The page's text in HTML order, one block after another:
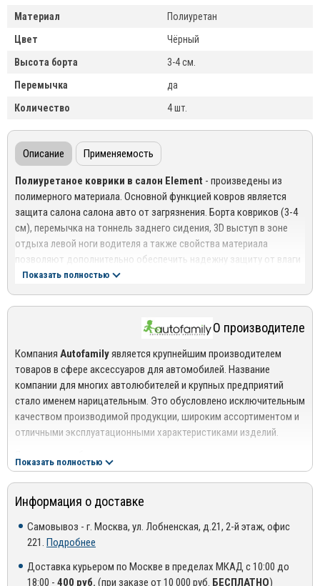
Материал
Полиуретан
Цвет
Чёрный
Высота борта
3-4 см.
Перемычка
да
Количество
4 шт.
Описание Применяемость
Полиуретаное коврики в салон Element - произведены из
полимерного материала. Основной функцией ковров является
защита салона салона авто от загрязнения. Борта ковриков (3-4
см), перемычка на тоннель заднего сидения, 3D выступ в зоне
отдыха левой ноги водителя а также свойства материала
позволяют дополнительно обеспечить надежну защиту от влаги
и грязи. Фиксация кориков осуществляется при помощи
автомобилей в которых предусмотрены штатные крепления).
изготавливаются по индивидуальным
контуры пола автомобиля. Полимерные коврики в 2 раза легче
резиновых, сохраняют форму при температурах от -50С до +50С,
легко моются. Благоря свойствам материала, коврики обладают
эффектом противоскольжения. Водительский коврик, а именно,
форма передней части исключает нештатное задевание за
ковер.
Крепеж. Если в автомобиле предусмотрены штатные крепления
Показать полностью
О производителе
Компания Autofamilyявляется крупнейшим производителем
товаров в сфере аксессуаров для автомобилей. Название
компании для многих автолюбителей и крупных предприятий
стало именем нарицательным. Это обусловлено исключительным
качеством производимой продукции, широким ассортиментом и
отличными эксплуатационными характеристиками изделий.
компания постоянно стремится повысить качество своей
продукции и уровень обслуживания. Результатом кропотливой
работы выступает функциональность предлагаемых
воздействия факторов окружающей среды, способствуют
сокращению затрат на техобслуживание и увеличению срока
службы самого автомобиля.
Показать полностью
Информация о доставке
Самовывоз - г. Москва, ул. Лобненская, д.21, 2-й этаж, офис
221. Подробнее
Доставка курьером по Москве в пределах МКАД с 10:00 до
18:00 - 400 руб. (при заказе от 10 000 руб. БЕСПЛАТНО)